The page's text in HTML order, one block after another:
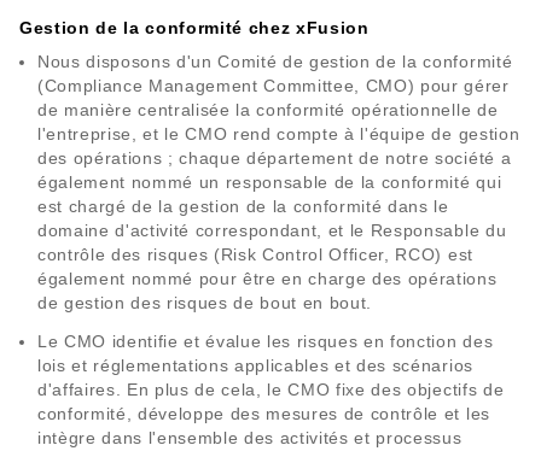
Gestion de la conformité chez xFusion
Nous disposons d'un Comité de gestion de la conformité
(Compliance Management Committee, CMO) pour gérer
de manière centralisée la conformité opérationnelle de
l'entreprise, et le CMO rend compte à l'équipe de gestion
des opérations ; chaque département de notre société a
également nommé un responsable de la conformité qui
est chargé de la gestion de la conformité dans le
domaine d'activité correspondant, et le Responsable du
contrôle des risques (Risk Control Officer, RCO) est
également nommé pour être en charge des opérations
de gestion des risques de bout en bout.
Le CMO identifie et évalue les risques en fonction des
lois et réglementations applicables et des scénarios
d'affaires. En plus de cela, le CMO fixe des objectifs de
conformité, développe des mesures de contrôle et les
intègre dans l'ensemble des activités et processus